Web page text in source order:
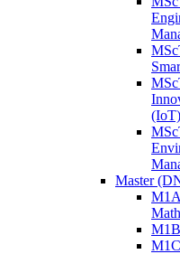
(IoT)
Master